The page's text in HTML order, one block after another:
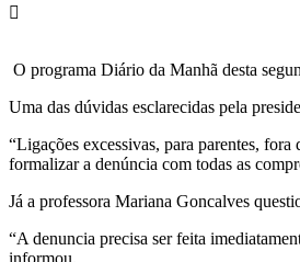
O programa Diário da Manhã desta
Uma das dúvidas esclarecidas pela
“Ligações excessivas, para parentes,
formalizar a denúncia com todas as
Já a professora Mariana Goncalves
“A denuncia precisa ser feita